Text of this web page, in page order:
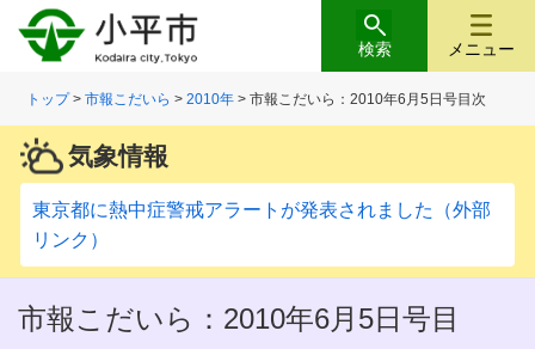
メニュー
検索
トップ>市報こだいら >2010年 > 市報こだいら：2010年6月5日号目次
気象情報
東京都に熱中症警戒アラートが発表されました（外部
リンク）
市報こだいら：2010年6月5日号目